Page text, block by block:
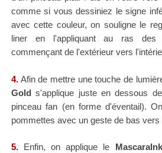
comme si vous dessiniez le signe
avec cette couleur, on souligne le
liner en l'appliquant au ras
commençant de l'extérieur vers
4.Afin de mettre une touche de
Golds'applique juste en dessous
pinceau fan (en forme d'éventail).
pommettes avec un geste de bas vers
5. Enfin, on applique le